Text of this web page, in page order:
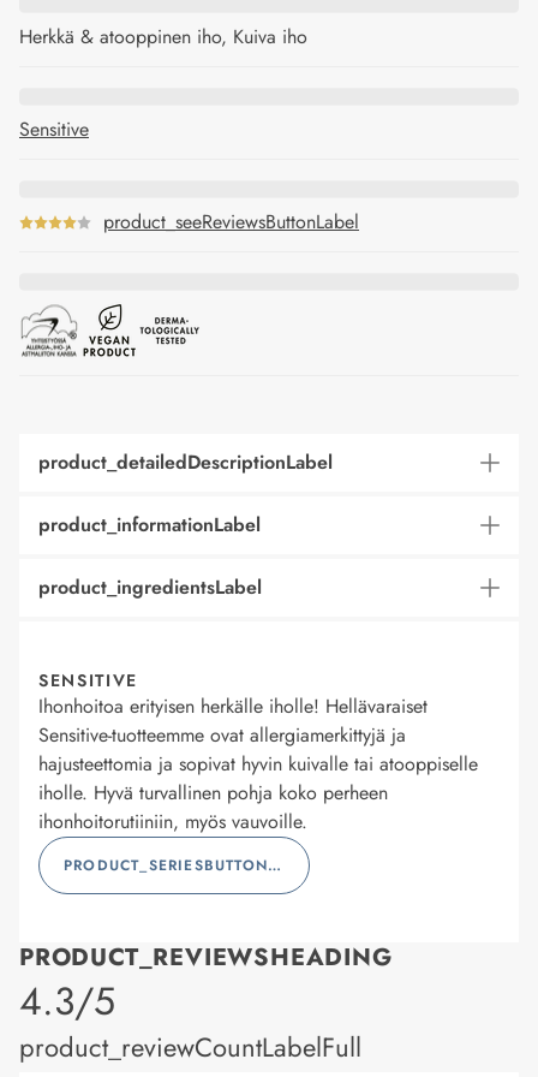
Herkkä & atooppinen iho, Kuiva iho
Sensitive
product_seeReviewsButtonLabel
product_detailedDescriptionLabel
product_informationLabel
product_ingredientsLabel
SENSITIVE
Ihonhoitoa erityisen herkälle iholle! Hellävaraiset
Sensitive-tuotteemme ovat allergiamerkittyjä ja
hajusteettomia ja sopivat hyvin kuivalle tai atooppiselle
iholle. Hyvä turvallinen pohja koko perheen
ihonhoitorutiiniin, myös vauvoille.
PRODUCT_SERIESBUTTONLABEL
PRODUCT_REVIEWSHEADING
product_rating
4.3/5
product_reviewCountLabelFull